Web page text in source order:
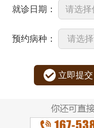
就诊日期：
预约病种：
立即提交